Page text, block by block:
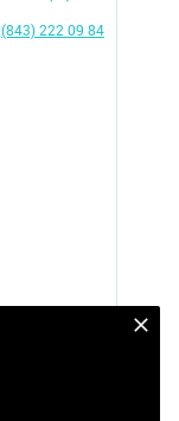
(843) 222 09 84